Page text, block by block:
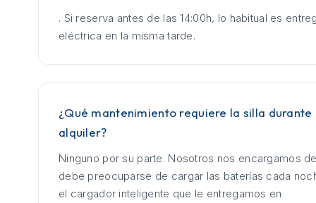
. Si reserva antes de las 14:00h, lo habitual es
eléctrica en la misma tarde.
¿Qué mantenimiento requiere la silla durante
alquiler?
Ninguno por su parte. Nosotros nos encargamos
debe preocuparse de cargar las baterías cada
el cargador inteligente que le entregamos en